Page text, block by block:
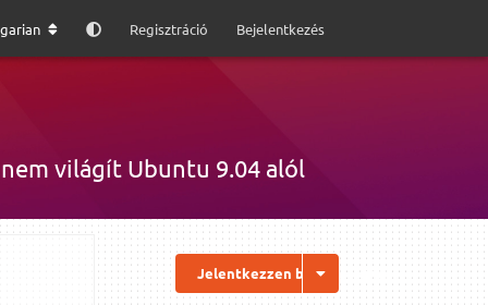
Regisztráció Bejelentkezés
nem világít Ubuntu 9.04 alól
Jelentkezzen be a válaszhoz